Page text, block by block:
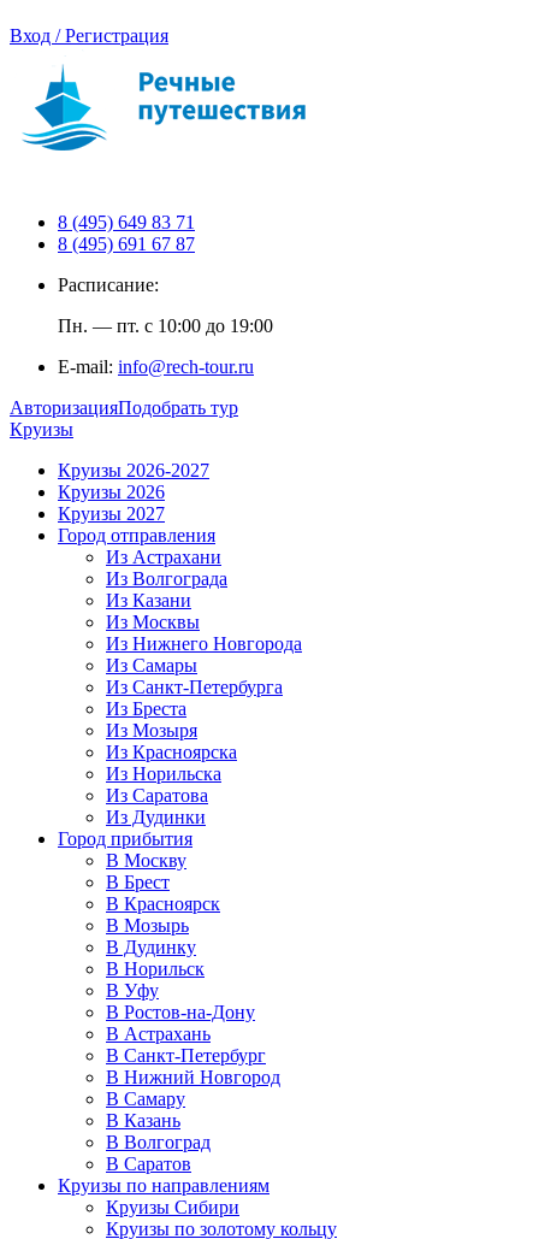
Вход / Регистрация
8 (495) 649 83 71
8 (495) 691 67 87
Расписание:
Пн. — пт. с 10:00 до 19:00
E-mail: info@rech-tour.ru
АвторизацияПодобрать тур
Круизы
Круизы 2026-2027
Круизы 2026
Круизы 2027
Город отправления
Из Астрахани
Из Волгограда
Из Казани
Из Москвы
Из Нижнего Новгорода
Из Самары
Из Санкт-Петербурга
Из Бреста
Из Мозыря
Из Красноярска
Из Норильска
Из Саратова
Из Дудинки
Город прибытия
В Москву
В Брест
В Красноярск
В Мозырь
В Дудинку
В Норильск
В Уфу
В Ростов-на-Дону
В Астрахань
В Санкт-Петербург
В Нижний Новгород
В Самару
В Казань
В Волгоград
В Саратов
Круизы по направлениям
Круизы Сибири
Круизы по золотому кольцу